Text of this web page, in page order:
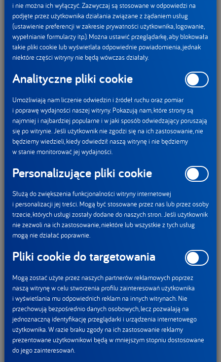
4. Jest obiektywny i ułatwia porównywanie produktów
między sobą
Nutri-Score jest systemem obiektywnym ponieważ jest
oparty na 100 g lub 100 ml produktu, a nie na porcji
produktu, których wielkość może być dowolnie ustalana. To
oznacza, że ocenia on zawsze tę samą ilość produktu. Dzięki
temu istnieje możliwość bezpośredniego porównywania
m.in. WHO Europe
System został pozytywnie zaopiniowany przez istotne
organizacje i instytucje w Polsce i Europie (m.in. Polskie
Towarzystwo Dietetyki, Instytut Matki i Dziecka, Federację
Konsumentów w Polsce, Europejską Organizację
Konsumencką BEUC oraz Foodwatch). Ponadto, z badań
opublikowanych w British Medical Journal[i]wynika, że
spośród innych systemów dodatkowego znakowania
żywności, to właśnie Nutri-Score jest najbardziej zrozumiały
i pomocny w wyborze wartościowych produktów
spożywczych. Międzynarodowa Organizacja Zdrowia WHO
Europe uznała system Nutri-Score za ważny element
i nie można ich wyłączyć. Zazwyczaj są stosowane w odpowiedzi na
podjęte przez użytkownika działania związane z żądaniem usług
(ustawienie preferencji w zakresie prywatności użytkownika, logowanie,
wypełnianie formularzy itp.). Można ustawić przeglądarkę, aby blokowała
takie pliki cookie lub wyświetlała odpowiednie powiadomienia, jednak
niektóre części witryny nie będą wówczas działały.
Analityczne pliki cookie
Umożliwiają nam liczenie odwiedzin i źródeł ruchu oraz pomiar
i poprawę wydajności naszej witryny. Pokazują nam, które strony są
najmniej i najbardziej popularne i w jaki sposób odwiedzający poruszają
się po witrynie. Jeśli użytkownik nie zgodzi się na ich zastosowanie, nie
będziemy wiedzieli, kiedy odwiedził naszą witrynę i nie będziemy
w stanie monitorować jej wydajności.
Personalizujące pliki cookie
Służą do zwiększenia funkcjonalności witryny internetowej
i personalizacji jej treści. Mogą być stosowane przez nas lub przez osoby
trzecie, których usługi zostały dodane do naszych stron. Jeśli użytkownik
nie zezwoli na ich zastosowanie, niektóre lub wszystkie z tych usług
mogą nie działać poprawnie.
Pliki cookie do targetowania
Mogą zostać użyte przez naszych partnerów reklamowych poprzez
naszą witrynę w celu stworzenia profilu zainteresowań użytkownika
i wyświetlania mu odpowiednich reklam na innych witrynach. Nie
przechowują bezpośrednio danych osobowych, lecz pozwalają na
jednoznaczną identyfikację przeglądarki i urządzenia internetowego
użytkownika. W razie braku zgody na ich zastosowanie reklamy
prezentowane użytkownikowi będą w mniejszym stopniu dostosowane
do jego zainteresowań.